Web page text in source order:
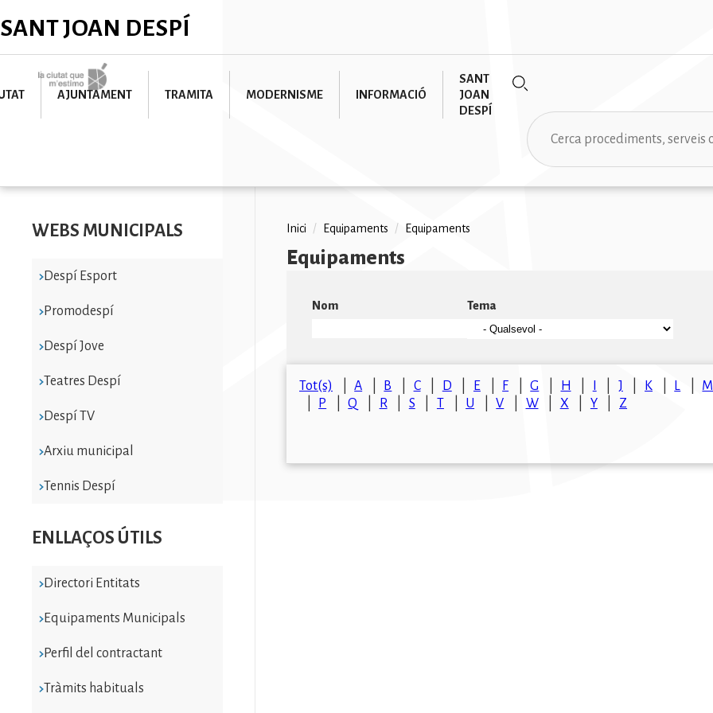
al
SANT JOAN DESPÍ
Imatge
AJUNTAMENT TRAMITA MODERNISME INFORMACIÓ
SANT
JOAN
DESPÍ
Cerca
WEBS MUNICIPALS
Despí Esport
Promodespí
Despí Jove
Teatres Despí
Despí TV
Arxiu municipal
Tennis Despí
ENLLAÇOS ÚTILS
Directori Entitats
Equipaments Municipals
Perfil del contractant
Tràmits habituals
Fil
d'ariadna
Inici / Equipaments / Equipaments
Equipaments
Nom Tema
Tot(s) A B C D E F G H J K L M
P
Q R S T U V W X Y Z